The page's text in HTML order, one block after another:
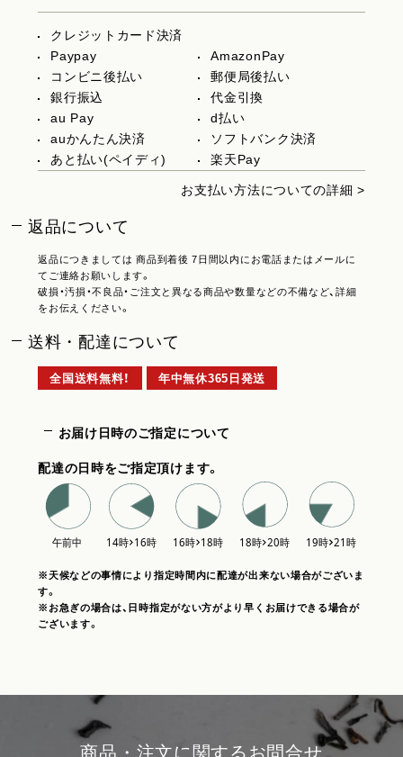
クレジットカード決済
Paypay
AmazonPay
コンビニ後払い
郵便局後払い
銀行振込
代金引換
au Pay
d払い
auかんたん決済
ソフトバンク決済
あと払い(ペイディ)
楽天Pay
お支払い方法についての詳細 >
返品について
返品につきましては 商品到着後 7日間以内にお電話またはメールに
てご連絡お願いします。
破損・汚損・不良品・ご注文と異なる商品や数量などの不備など、詳細
をお伝えください。
送料・配達について
全国送料無料！ 年中無休365日発送
お届け日時のご指定について
配達の日時をご指定頂けます。
※天候などの事情により指定時間内に配達が出来ない場合がございま
す。
※お急ぎの場合は、日時指定がない方がより早くお届けできる場合が
ございます。
商品・注文に関するお問合せ